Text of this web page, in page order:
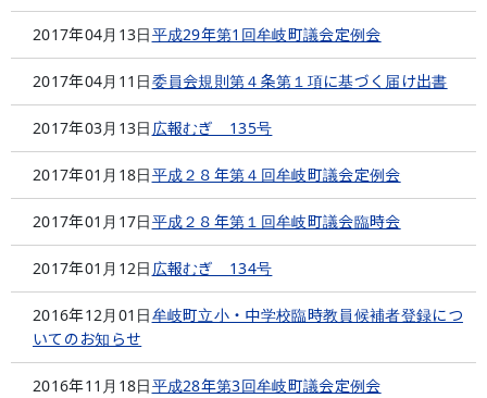
2017年04月13日平成29年第1回牟岐町議会定例会
2017年04月11日委員会規則第４条第１項に基づく届け出書
2017年03月13日 広報むぎ 135号
2017年01月18日平成２８年第４回牟岐町議会定例会
2017年01月17日平成２８年第１回牟岐町議会臨時会
2017年01月12日 広報むぎ 134号
2016年12月01日牟岐町立小・中学校臨時教員候補者登録につ
いてのお知らせ
2016年11月18日平成28年第3回牟岐町議会定例会